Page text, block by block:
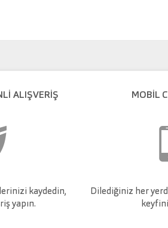
ALIŞVERIŞ
kaydedin,
yapın.
MOBİL
Dilediğiniz her
keyfini